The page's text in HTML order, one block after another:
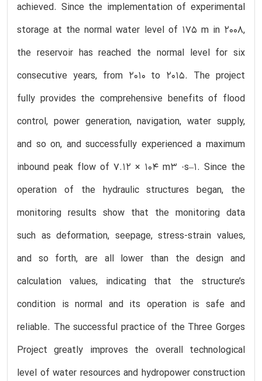
achieved. Since the implementation of experimental
storage at the normal water level of 175 m in 2008,
the reservoir has reached the normal level for six
consecutive years, from 2010 to 2015. The project
fully provides the comprehensive benefits of flood
control, power generation, navigation, water supply,
and so on, and successfully experienced a maximum
inbound peak flow of 7.12 × 104 m3 ·s–1. Since the
operation of the hydraulic structures began, the
monitoring results show that the monitoring data
such as deformation, seepage, stress-strain values,
and so forth, are all lower than the design and
calculation values, indicating that the structure’s
condition is normal and its operation is safe and
reliable. The successful practice of the Three Gorges
Project greatly improves the overall technological
level of water resources and hydropower construction